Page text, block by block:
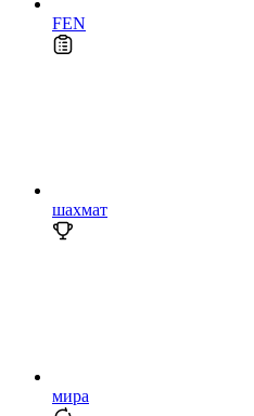
FEN
шахмат
мира